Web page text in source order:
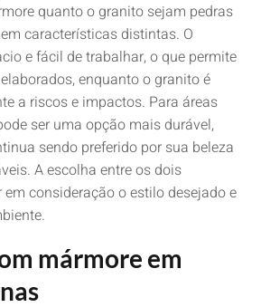
quanto o granito sejam pedras
características distintas. O
e fácil de trabalhar, o que permite
enquanto o granito é
a riscos e impactos. Para áreas
ser uma opção mais durável,
sendo preferido por sua beleza
A escolha entre os dois
consideração o estilo desejado e
mármore em